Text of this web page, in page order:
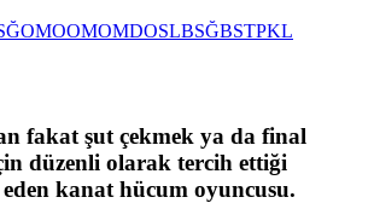
MOOMOMDOSLBSĞBSTPKL
fakat şut çekmek ya da final
düzenli olarak tercih ettiği
kanat hücum oyuncusu.